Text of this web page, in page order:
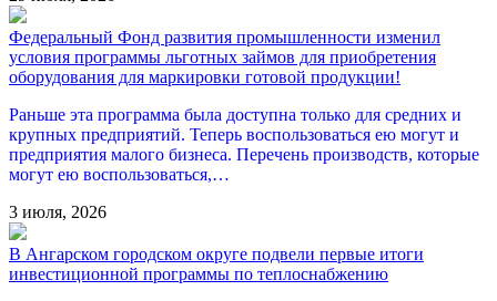
Федеральный Фонд развития промышленности изменил
условия программы льготных займов для приобретения
оборудования для маркировки готовой продукции!
Раньше эта программа была доступна только для средних и
крупных предприятий. Теперь воспользоваться ею могут и
предприятия малого бизнеса. Перечень производств, которые
могут ею воспользоваться,…
3 июля, 2026
В Ангарском городском округе подвели первые итоги
инвестиционной программы по теплоснабжению